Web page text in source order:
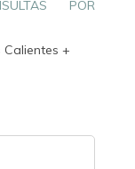
POR
+